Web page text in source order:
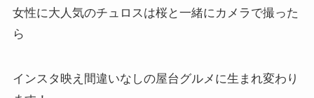
女性に大人気のチュロスは桜と一緒にカメラで撮った
ら
インスタ映え間違いなしの屋台グルメに生まれ変わり